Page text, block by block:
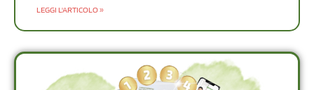
LEGGI L'ARTICOLO »